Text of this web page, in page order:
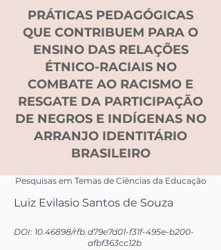
PRÁTICAS PEDAGÓGICAS
QUE CONTRIBUEM PARA O
ENSINO DAS RELAÇÕES
ÉTNICO-RACIAIS NO
COMBATE AO RACISMO E
RESGATE DA PARTICIPAÇÃO
DE NEGROS E INDÍGENAS NO
ARRANJO IDENTITÁRIO
BRASILEIRO
Pesquisas em Temas de Ciências da Educação
Luiz Evilasio Santos de Souza
DOI: 10.46898/rfb.d79e7d01-f31f-495e-b200-
afbf363cc12b